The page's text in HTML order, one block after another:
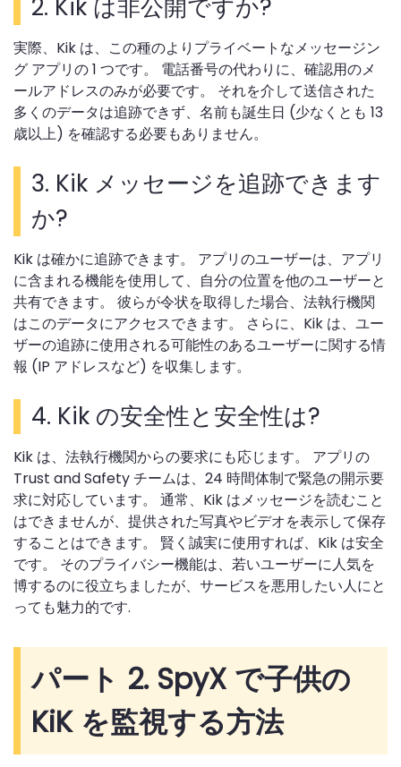
2. Kik は非公開ですか?
実際、Kik は、この種のよりプライベートなメッセージン
グ アプリの 1 つです。 電話番号の代わりに、確認用のメ
ールアドレスのみが必要です。 それを介して送信された
多くのデータは追跡できず、名前も誕生日 (少なくとも 13
歳以上) を確認する必要もありません。
3. Kik メッセージを追跡できます
か?
Kik は確かに追跡できます。 アプリのユーザーは、アプリ
に含まれる機能を使用して、自分の位置を他のユーザーと
共有できます。 彼らが令状を取得した場合、法執行機関
はこのデータにアクセスできます。 さらに、Kik は、ユー
ザーの追跡に使用される可能性のあるユーザーに関する情
報 (IP アドレスなど) を収集します。
4. Kik の安全性と安全性は?
Kik は、法執行機関からの要求にも応じます。 アプリの
Trust and Safety チームは、24 時間体制で緊急の開示要
求に対応しています。 通常、Kik はメッセージを読むこと
はできませんが、提供された写真やビデオを表示して保存
することはできます。 賢く誠実に使用すれば、Kik は安全
です。 そのプライバシー機能は、若いユーザーに人気を
博するのに役立ちましたが、サービスを悪用したい人にと
っても魅力的です.
パート 2. SpyX で子供の
KiK を監視する方法